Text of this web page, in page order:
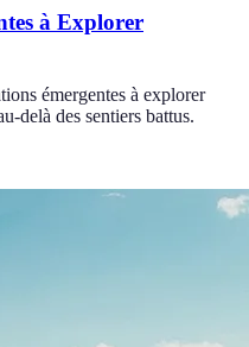
à Explorer
émergentes à explorer
delà des sentiers battus.